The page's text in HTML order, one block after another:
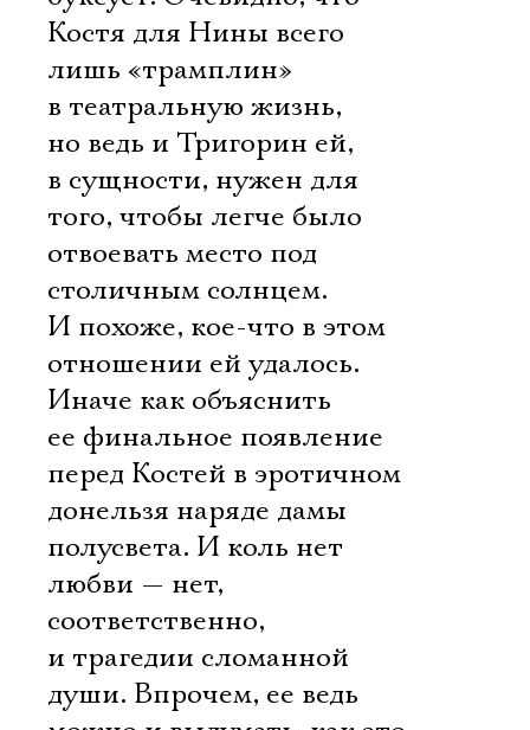
Костя для Нины всего
лишь «трамплин»
в театральную жизнь,
но ведь и Тригорин ей,
в сущности, нужен для
того, чтобы легче было
отвоевать место под
столичным солнцем.
И похоже, кое-что в этом
отношении ей удалось.
Иначе как объяснить
ее финальное появление
перед Костей в эротичном
донельзя наряде дамы
полусвета. И коль нет
любви — нет,
соответственно,
и трагедии сломанной
души. Впрочем, ее ведь